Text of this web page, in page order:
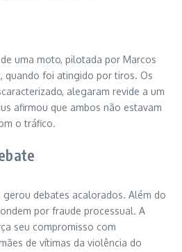
uma moto, pilotada por Marcos
quando foi atingido por tiros. Os
alegaram revide a um
afirmou que ambos não estavam
o tráfico.
debates acalorados. Além do
por fraude processual. A
seu compromisso com
de vítimas da violência do